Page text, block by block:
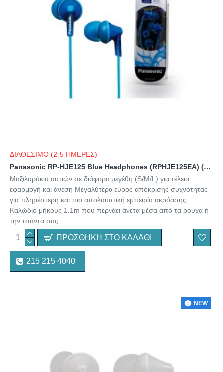
ΔΙΑΘΕΣΙΜΟ (2-5 ΗΜΕΡΕΣ)
Panasonic RP-HJE125 Blue Headphones (RPHJE125EA) (PANRPHJE125EA)
Μαξιλαράκια αυτιών σε διάφορα μεγέθη (S/M/L) για τέλεια
εφαρμογή και άνεση Μεγαλύτερο εύρος απόκρισης συχνότητας
για πληρέστερη και πιο απολαυστική εμπειρία ακρόασης
Καλώδιο μήκους 1.1m που περνάει άνετα μέσα από τα ρούχα ή
την τσάντα σας...
ΠΡΟΣΘΉΚΗ ΣΤΟ ΚΑΛΆΘΙ
215 215 4040
NEW